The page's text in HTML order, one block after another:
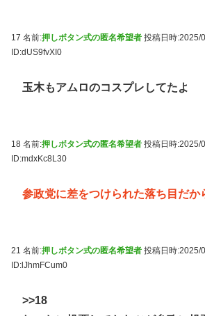
17 名前:押しボタン式の匿名希望者 投稿日時:2025/
ID:dUS9fvXI0
玉木もアムロのコスプレしてたよ
18 名前:押しボタン式の匿名希望者 投稿日時:2025/
ID:mdxKc8L30
参政党に差をつけられた落ち目だか
21 名前:押しボタン式の匿名希望者 投稿日時:2025/
ID:lJhmFCum0
>>18